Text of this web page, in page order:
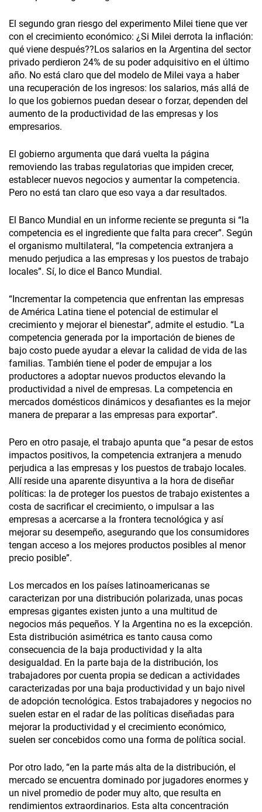
El segundo gran riesgo del experimento Milei tiene que ver
con el crecimiento económico: ¿Si Milei derrota la inflación:
qué viene después??Los salarios en la Argentina del sector
privado perdieron 24% de su poder adquisitivo en el último
año. No está claro que del modelo de Milei vaya a haber
una recuperación de los ingresos: los salarios, más allá de
lo que los gobiernos puedan desear o forzar, dependen del
aumento de la productividad de las empresas y los
empresarios.
El gobierno argumenta que dará vuelta la página
removiendo las trabas regulatorias que impiden crecer,
establecer nuevos negocios y aumentar la competencia.
Pero no está tan claro que eso vaya a dar resultados.
El Banco Mundial en un informe reciente se pregunta si “la
competencia es el ingrediente que falta para crecer”. Según
el organismo multilateral, “la competencia extranjera a
menudo perjudica a las empresas y los puestos de trabajo
locales”. Sí, lo dice el Banco Mundial.
“Incrementar la competencia que enfrentan las empresas
de América Latina tiene el potencial de estimular el
crecimiento y mejorar el bienestar”, admite el estudio. “La
competencia generada por la importación de bienes de
bajo costo puede ayudar a elevar la calidad de vida de las
familias. También tiene el poder de empujar a los
productores a adoptar nuevos productos elevando la
productividad a nivel de empresas. La competencia en
mercados domésticos dinámicos y desafiantes es la mejor
manera de preparar a las empresas para exportar”.
Pero en otro pasaje, el trabajo apunta que “a pesar de estos
impactos positivos, la competencia extranjera a menudo
perjudica a las empresas y los puestos de trabajo locales.
Allí reside una aparente disyuntiva a la hora de diseñar
políticas: la de proteger los puestos de trabajo existentes a
costa de sacrificar el crecimiento, o impulsar a las
empresas a acercarse a la frontera tecnológica y así
mejorar su desempeño, asegurando que los consumidores
tengan acceso a los mejores productos posibles al menor
precio posible”.
Los mercados en los países latinoamericanas se
caracterizan por una distribución polarizada, unas pocas
empresas gigantes existen junto a una multitud de
negocios más pequeños. Y la Argentina no es la excepción.
Esta distribución asimétrica es tanto causa como
consecuencia de la baja productividad y la alta
desigualdad. En la parte baja de la distribución, los
trabajadores por cuenta propia se dedican a actividades
caracterizadas por una baja productividad y un bajo nivel
de adopción tecnológica. Estos trabajadores y negocios no
suelen estar en el radar de las políticas diseñadas para
mejorar la productividad y el crecimiento económico,
suelen ser concebidos como una forma de política social.
Por otro lado, “en la parte más alta de la distribución, el
mercado se encuentra dominado por jugadores enormes y
un nivel promedio de poder muy alto, que resulta en
rendimientos extraordinarios. Esta alta concentración